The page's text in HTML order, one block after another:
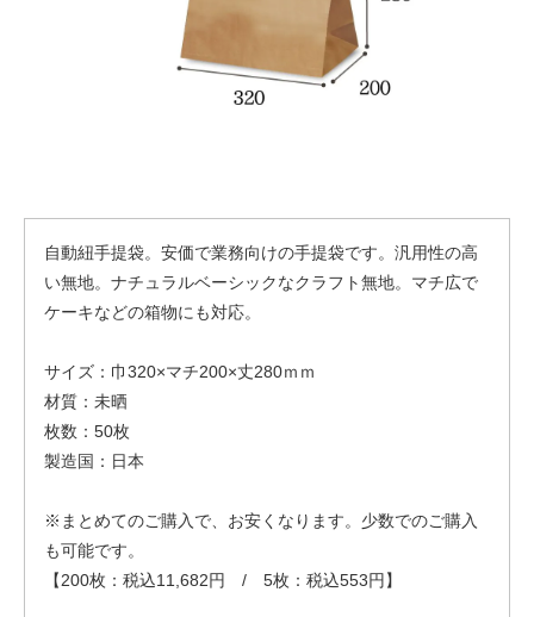
自動紐手提袋。安価で業務向けの手提袋です。汎用性の高
い無地。ナチュラルベーシックなクラフト無地。マチ広で
ケーキなどの箱物にも対応。
サイズ：巾320×マチ200×丈280ｍｍ
材質：未晒
枚数：50枚
製造国：日本
※まとめてのご購入で、お安くなります。少数でのご購入
も可能です。
【200枚：税込11,682円 / 5枚：税込553円】